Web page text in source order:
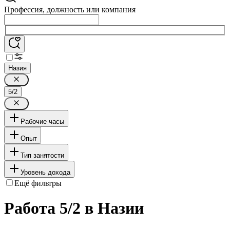
Профессия, должность или компания
Назия
5/2
Рабочие часы
Опыт
Тип занятости
Уровень дохода
Ещё фильтры
Работа 5/2 в Назии